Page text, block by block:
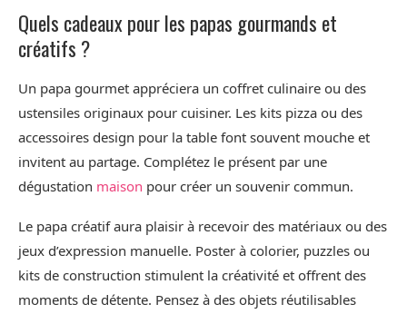
Quels cadeaux pour les papas gourmands et
créatifs ?
Un papa gourmet appréciera un coffret culinaire ou des
ustensiles originaux pour cuisiner. Les kits pizza ou des
accessoires design pour la table font souvent mouche et
invitent au partage. Complétez le présent par une
dégustation maison pour créer un souvenir commun.
Le papa créatif aura plaisir à recevoir des matériaux ou des
jeux d’expression manuelle. Poster à colorier, puzzles ou
kits de construction stimulent la créativité et offrent des
moments de détente. Pensez à des objets réutilisables